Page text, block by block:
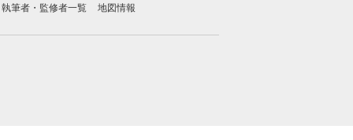
執筆者・監修者一覧 地図情報